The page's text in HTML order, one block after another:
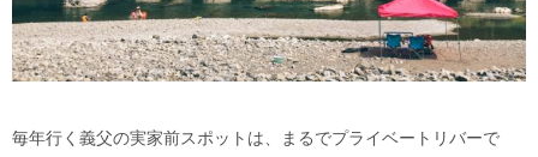
毎年行く義父の実家前スポットは、まるでプライベートリバーで